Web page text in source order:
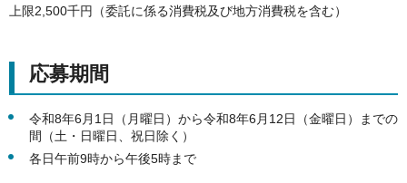
上限2,500千円（委託に係る消費税及び地方消費税を含む）
応募期間
令和8年6月1日（月曜日）から令和8年6月12日（金曜日）までの
間（土・日曜日、祝日除く）
各日午前9時から午後5時まで